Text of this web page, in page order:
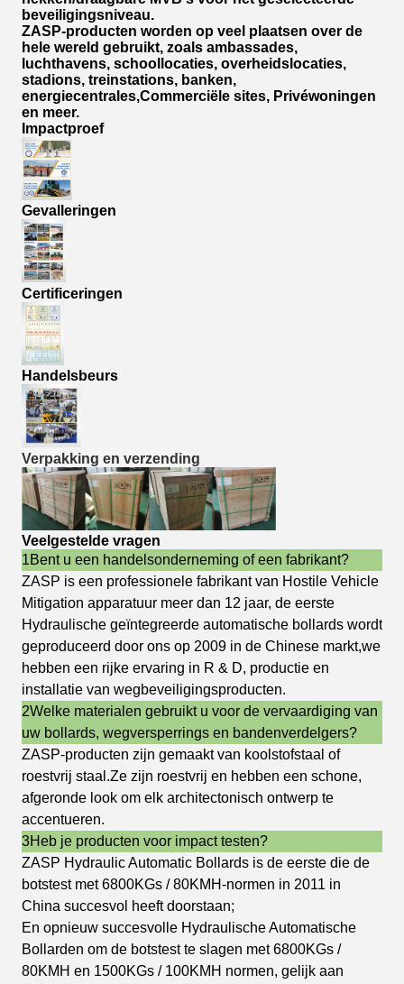
beveiligingsniveau.
ZASP-producten worden op veel plaatsen over de
hele wereld gebruikt, zoals ambassades,
luchthavens, schoollocaties, overheidslocaties,
stadions, treinstations, banken,
energiecentrales,Commerciële sites, Privéwoningen
en meer.
Impactproef
Gevalleringen
Certificeringen
Handelsbeurs
Verpakking en verzending
Veelgestelde vragen
1Bent u een handelsonderneming of een fabrikant?
ZASP is een professionele fabrikant van Hostile Vehicle
Mitigation apparatuur meer dan 12 jaar, de eerste
Hydraulische geïntegreerde automatische bollards wordt
geproduceerd door ons op 2009 in de Chinese markt,we
hebben een rijke ervaring in R & D, productie en
installatie van wegbeveiligingsproducten.
2Welke materialen gebruikt u voor de vervaardiging van
uw bollards, wegversperrings en bandenverdelgers?
ZASP-producten zijn gemaakt van koolstofstaal of
roestvrij staal.Ze zijn roestvrij en hebben een schone,
afgeronde look om elk architectonisch ontwerp te
accentueren.
3Heb je producten voor impact testen?
ZASP Hydraulic Automatic Bollards is de eerste die de
botstest met 6800KGs / 80KMH-normen in 2011 in
China succesvol heeft doorstaan;
En opnieuw succesvolle Hydraulische Automatische
Bollarden om de botstest te slagen met 6800KGs /
80KMH en 1500KGs / 100KMH normen, gelijk aan